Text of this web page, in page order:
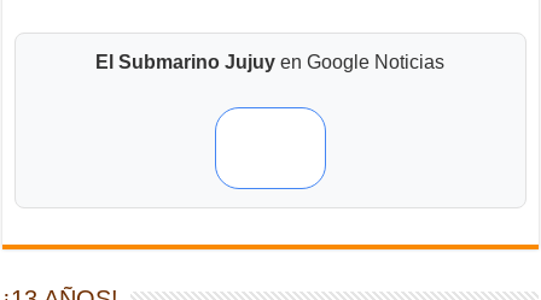
El Submarino Jujuy en Google Noticias